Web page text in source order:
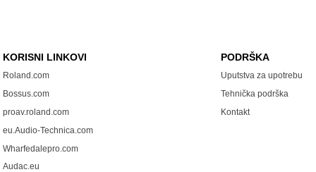
KORISNI LINKOVI
Roland.com
Bossus.com
proav.roland.com
eu.Audio-Technica.com
Wharfedalepro.com
Audac.eu
PODRŠKA
Uputstva za upotrebu
Tehnička podrška
Kontakt